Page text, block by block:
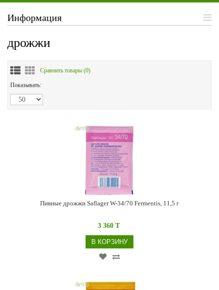
Информация
дрожжи
Сравнить товары (0)
Показывать:
Пивные дрожжи Saflager W-34/70 Fermentis, 11,5 г
3 360 T
В КОРЗИНУ